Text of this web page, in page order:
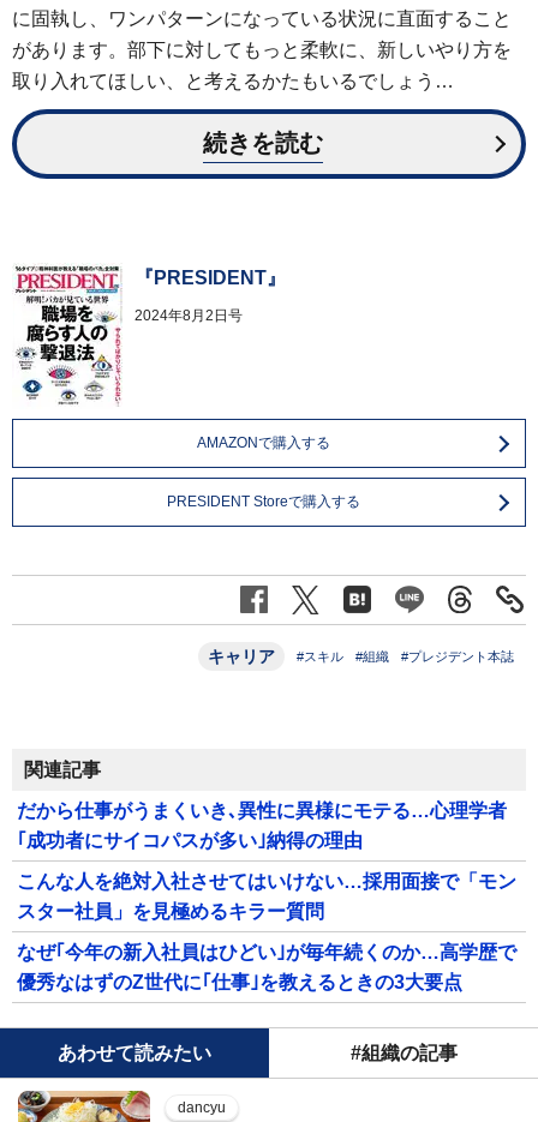
に固執し、ワンパターンになっている状況に直面すること
があります。部下に対してもっと柔軟に、新しいやり方を
取り入れてほしい、と考えるかたもいるでしょう…
続きを読む
『PRESIDENT』
2024年8月2日号
AMAZONで購入する
PRESIDENT Storeで購入する
キャリア #スキル #組織 #プレジデント本誌
関連記事
だから仕事がうまくいき､異性に異様にモテる…心理学者
｢成功者にサイコパスが多い｣納得の理由
こんな人を絶対入社させてはいけない…採用面接で「モン
スター社員」を見極めるキラー質問
なぜ｢今年の新入社員はひどい｣が毎年続くのか…高学歴で
優秀なはずのZ世代に｢仕事｣を教えるときの3大要点
あわせて読みたい #組織の記事
dancyu